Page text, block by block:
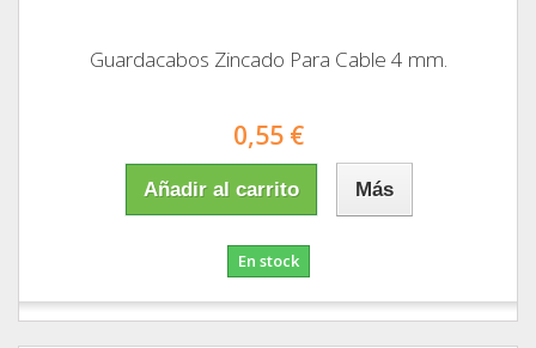
Guardacabos Zincado Para Cable 4 mm.
0,55 €
Añadir al carrito Más
En stock